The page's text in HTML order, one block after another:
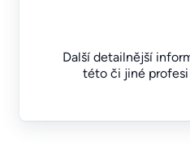
Další detailnější
této či jiné